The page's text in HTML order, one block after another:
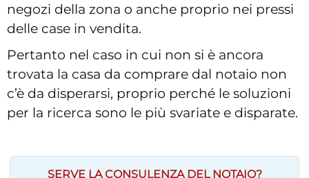
negozi della zona o anche proprio nei pressi
delle case in vendita.
Pertanto nel caso in cui non si è ancora
trovata la casa da comprare dal notaio non
c’è da disperarsi, proprio perché le soluzioni
per la ricerca sono le più svariate e disparate.
SERVE LA CONSULENZA DEL NOTAIO?